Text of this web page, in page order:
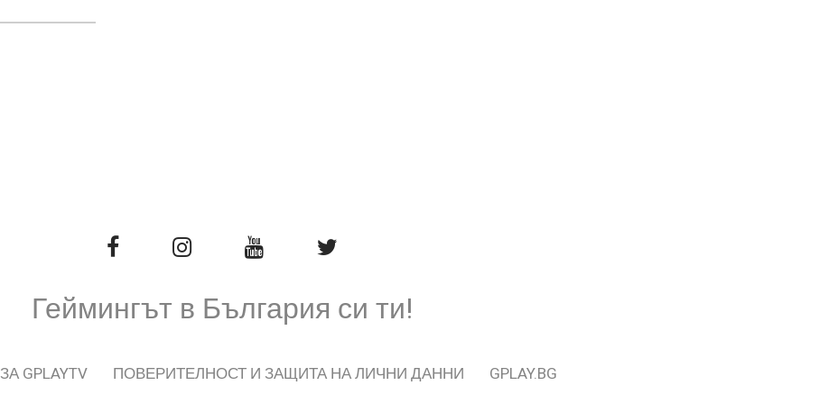
Геймингът в България си ти!
ЗА GPLAYTV ПОВЕРИТЕЛНОСТ И ЗАЩИТА НА ЛИЧНИ ДАННИ GPLAY.BG